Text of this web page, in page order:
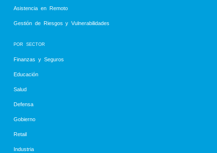
Asistencia en Remoto
Gestión de Riesgos y Vulnerabilidades
POR SECTOR
Finanzas y Seguros
Educación
Salud
Defensa
Gobierno
Retail
Industria